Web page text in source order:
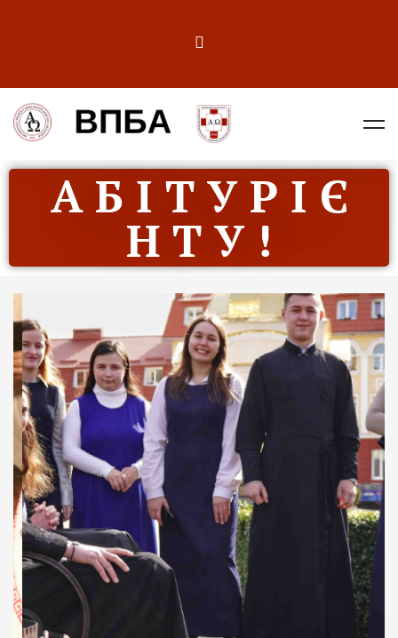
А Б І Т У Р І Є
Н Т У !
ДУХОВНО СИЛЬНІ!
ВПБА — спільнота, де
формується
покликання
Читати більше